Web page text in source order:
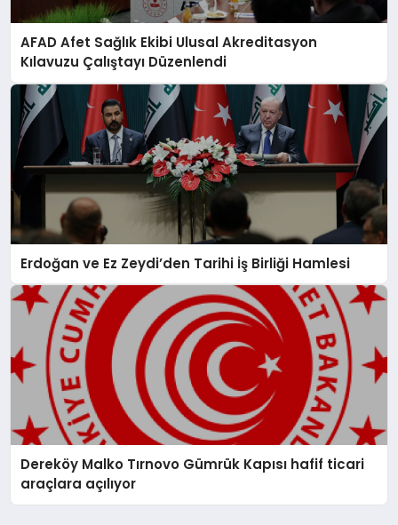
AFAD Afet Sağlık Ekibi Ulusal Akreditasyon
Kılavuzu Çalıştayı Düzenlendi
Erdoğan ve Ez Zeydi’den Tarihi İş Birliği Hamlesi
Dereköy Malko Tırnovo Gümrük Kapısı hafif ticari
araçlara açılıyor